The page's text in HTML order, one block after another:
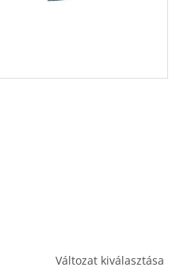
Változat kiválasztása